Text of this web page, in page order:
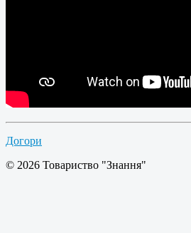
Догори
© 2026 Товариство "Знання"